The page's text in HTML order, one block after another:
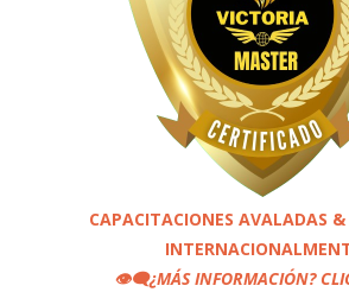
CAPACITACIONES AVALADAS
👁️‍🗨️¿MÁS INFORMACIÓN?